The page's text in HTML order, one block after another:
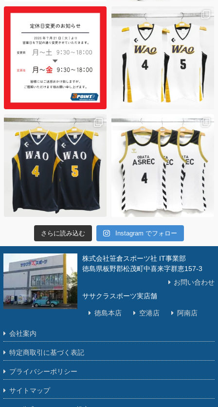
さらに読み込む Instagram でフォロー
株式会社笹倉スポーツ社 IT事業部
徳島県板野郡松茂町中喜来字群恵157-3
お問い合わせ
ササクラスポーツ実店舗
徳島本店 空港店 阿南店
会社案内
特定商取引に基づく表記
プライバシーポリシー
サイトマップ